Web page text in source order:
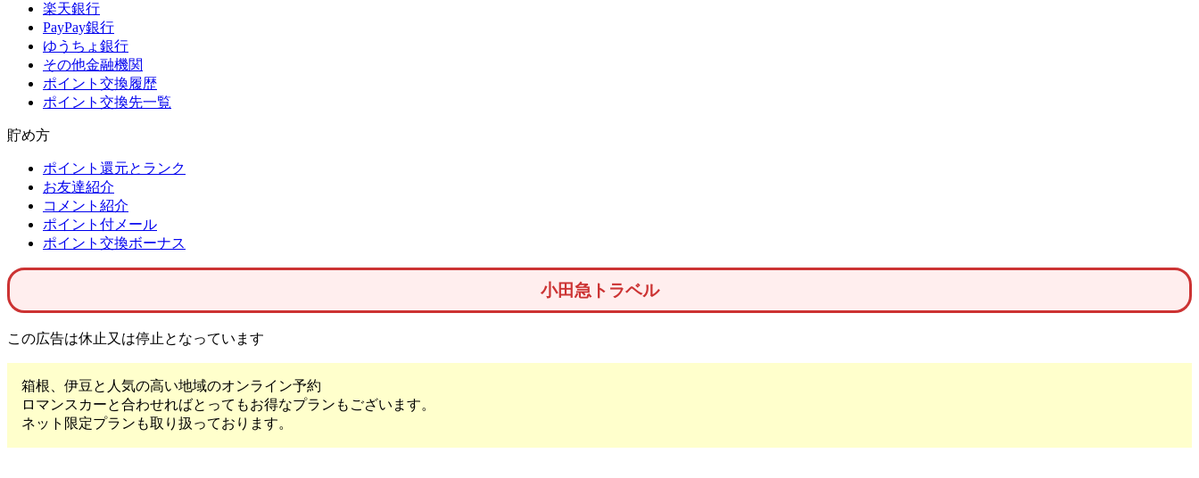
楽天銀行
PayPay銀行
ゆうちょ銀行
その他金融機関
ポイント交換履歴
ポイント交換先一覧
貯め方
ポイント還元とランク
お友達紹介
コメント紹介
ポイント付メール
ポイント交換ボーナス
小田急トラベル
この広告は休止又は停止となっています
箱根、伊豆と人気の高い地域のオンライン予約
ロマンスカーと合わせればとってもお得なプランもございます。
ネット限定プランも取り扱っております。